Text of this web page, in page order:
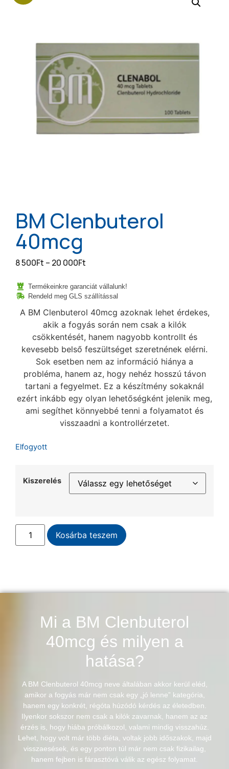
BM Clenbuterol
40mcg
8 500Ft – 20 000Ft
Termékeinkre garanciát vállalunk!
Rendeld meg GLS szállítással
A BM Clenbuterol 40mcg azoknak lehet érdekes,
akik a fogyás során nem csak a kilók
csökkentését, hanem nagyobb kontrollt és
kevesebb belső feszültséget szeretnének elérni.
Sok esetben nem az információ hiánya a
probléma, hanem az, hogy nehéz hosszú távon
tartani a fegyelmet. Ez a készítmény sokaknál
ezért inkább egy olyan lehetőségként jelenik meg,
ami segíthet könnyebbé tenni a folyamatot és
visszaadni a kontrollérzetet.
Elfogyott
Kiszerelés
Kosárba teszem
Mi a BM Clenbuterol
40mcg és milyen a
hatása?
A BM Clenbuterol 40mcg neve általában akkor kerül eléd,
amikor a fogyás már nem csak egy „jó lenne” kategória,
hanem egy konkrét, régóta húzódó kérdés az életedben.
Ilyenkor sokszor nem csak a kilók zavarnak, hanem az az
érzés is, hogy hiába próbálkozol, valami mindig visszahúz.
Lehet, hogy volt már több diéta, voltak jobb időszakok, majd
visszaesések, és egy ponton túl már nem csak fizikailag,
hanem fejben is fárasztóvá válik az egész folyamat.